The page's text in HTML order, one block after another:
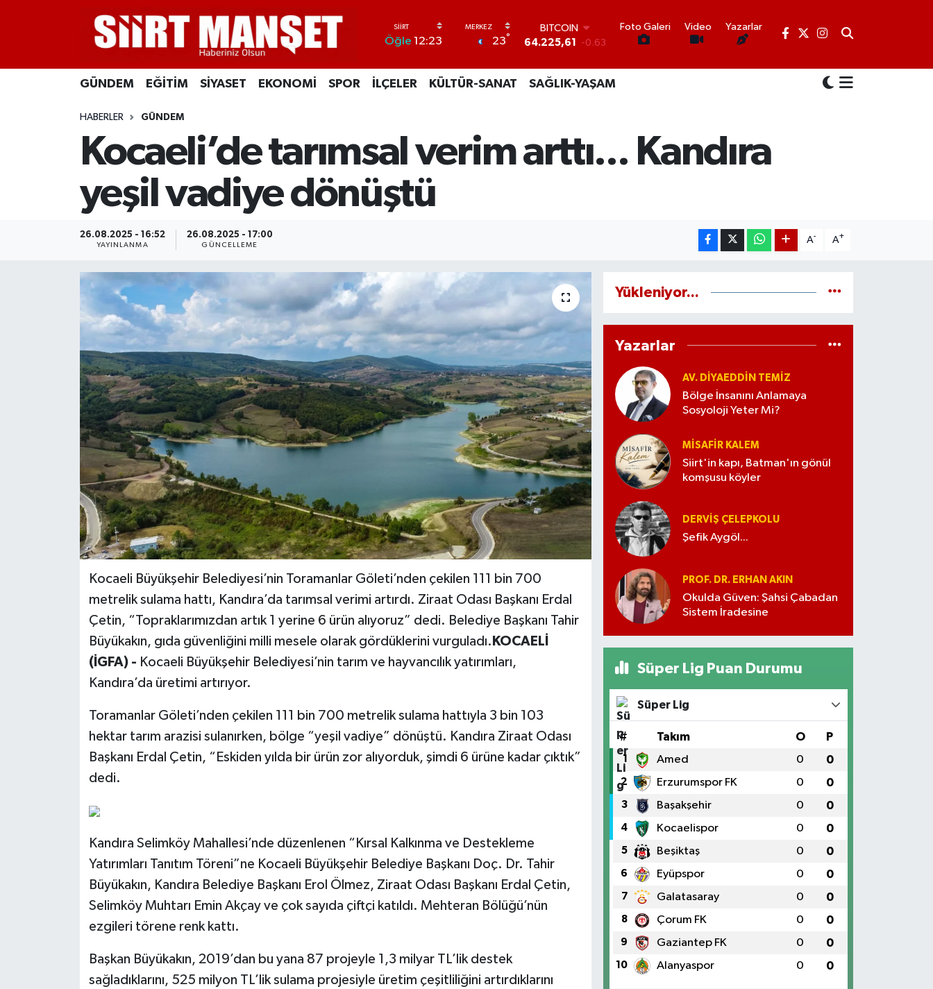
Öğle 12:23 23°
DOLAR
47,7143
0.16
55,0317 -0.02
6510.40
0.45
BİST100
13.799 70
Foto Galeri Video Yazarlar
GÜNDEM EĞİTİM SİYASET EKONOMİ SPOR İLÇELER KÜLTÜR-SANAT SAĞLIK-YAŞAM
HABERLER GÜNDEM
Kocaeli’de tarımsal verim arttı... Kandıra
yeşil vadiye dönüştü
26.08.2025 - 16:52
YAYINLANMA
26.08.2025 - 17:00
GÜNCELLEME
A- A+
Kocaeli Büyükşehir Belediyesi’nin Toramanlar Göleti’nden çekilen 111 bin 700
metrelik sulama hattı, Kandıra’da tarımsal verimi artırdı. Ziraat Odası Başkanı Erdal
Çetin, “Topraklarımızdan artık 1 yerine 6 ürün alıyoruz” dedi. Belediye Başkanı Tahir
Büyükakın, gıda güvenliğini milli mesele olarak gördüklerini vurguladı. KOCAELİ
(İGFA) - Kocaeli Büyükşehir Belediyesi’nin tarım ve hayvancılık yatırımları,
Kandıra’da üretimi artırıyor.
Toramanlar Göleti’nden çekilen 111 bin 700 metrelik sulama hattıyla 3 bin 103
hektar tarım arazisi sulanırken, bölge “yeşil vadiye” dönüştü. Kandıra Ziraat Odası
Başkanı Erdal Çetin, “Eskiden yılda bir ürün zor alıyorduk, şimdi 6 ürüne kadar çıktık”
dedi.
Kandıra Selimköy Mahallesi’nde düzenlenen “Kırsal Kalkınma ve Destekleme
Yatırımları Tanıtım Töreni”ne Kocaeli Büyükşehir Belediye Başkanı Doç. Dr. Tahir
Büyükakın, Kandıra Belediye Başkanı Erol Ölmez, Ziraat Odası Başkanı Erdal Çetin,
Selimköy Muhtarı Emin Akçay ve çok sayıda çiftçi katıldı. Mehteran Bölüğü’nün
ezgileri törene renk kattı.
Başkan Büyükakın, 2019’dan bu yana 87 projeyle 1,3 milyar TL’lik destek
sağladıklarını, 525 milyon TL’lik sulama projesiyle üretim çeşitliliğini artırdıklarını
Yükleniyor...
Yazarlar
AV. DIYAEDDIN TEMIZ
Bölge İnsanını Anlamaya
Sosyoloji Yeter Mi?
MISAFIR KALEM
Siirt'in kapı, Batman'ın gönül
komşusu köyler
DERVIŞ ÇELEPKOLU
Şefik Aygöl...
PROF. DR. ERHAN AKIN
Okulda Güven: Şahsi Çabadan
Sistem İradesine
Süper Lig Puan Durumu
Süper Lig
# Takım O P
1 Amed 0 0
2 Erzurumspor FK 0 0
3 Başakşehir 0 0
4 Kocaelispor 0 0
5 Beşiktaş 0 0
6 Eyüpspor 0 0
7 Galatasaray 0 0
8 Çorum FK 0 0
9 Gaziantep FK 0 0
10 Alanyaspor 0 0
SİYASET
EKONOMİ
İLÇELER
SAĞLIK-YAŞAM
Siirt Nöbetçi Eczaneler
Siirt Hava Durumu
Siirt Namaz Vakitleri
Siirt Trafik Yoğunluk Haritası
Süper Lig Puan Durumu ve Fikstür
Tüm Manşetler